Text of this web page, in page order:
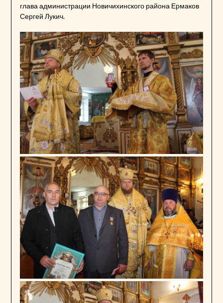
глава администрации Новичихинского района Ермаков
Сергей Лукич.